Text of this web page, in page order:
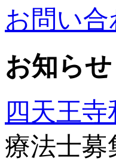
お問い合
お知らせ
四天王
療法士募